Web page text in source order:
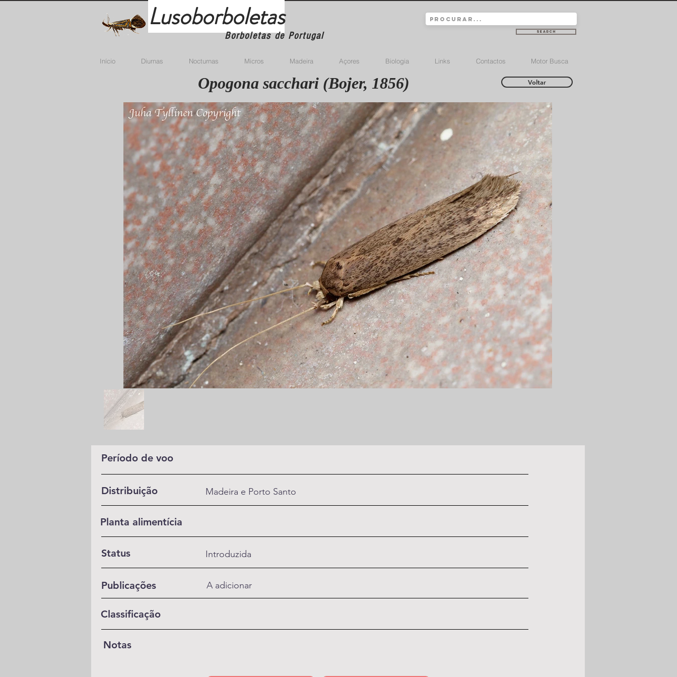
Lusoborboletas
Borboletas de Portugal Search
Início Diurnas Nocturnas Micros Madeira Açores Biologia Links Contactos Motor Busca
Opogona sacchari (Bojer, 1856) Voltar
Período de voo
Distribuição Madeira e Porto Santo
Planta alimentícia
Status Introduzida
Publicações A adicionar
Classificação
Notas